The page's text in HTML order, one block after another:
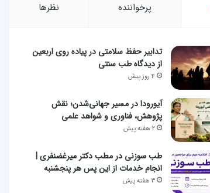
پرخواننده نظرها
تدابیر حفظ سلامتی در پیاده روی اربعین
از دیدگاه طب سنتی
۴ روز پیش
آیورودا در مسیر جهانی‌شدن؛ نقش
پژوهش، فناوری و شواهد علمی
۲ هفته پیش
طب سوزنی در مطب دکتر میرغضنفری |
انجام خدمات از این پس هر پنجشنبه
۳ هفته پیش